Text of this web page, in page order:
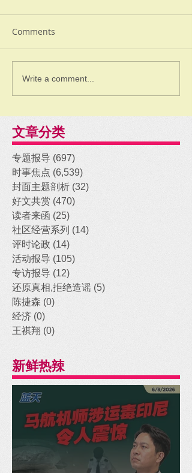
Comments
Write a comment...
文章分类
专题报导 (697)
时事焦点 (6,539)
封面主题剖析 (32)
好文共赏 (470)
读者来函 (25)
社区经营系列 (14)
评时论政 (14)
活动报导 (105)
专访报导 (12)
还原真相,拒绝造谣 (5)
陈捷森 (0)
经济 (0)
王祺翔 (0)
新鲜热辣